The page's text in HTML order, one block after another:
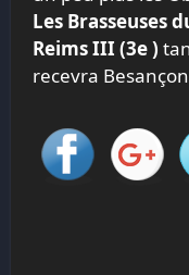
Les Brasseuses
Reims III (3e)
recevra